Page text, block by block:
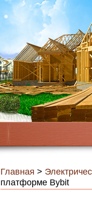
Главная >
платформе Bybit